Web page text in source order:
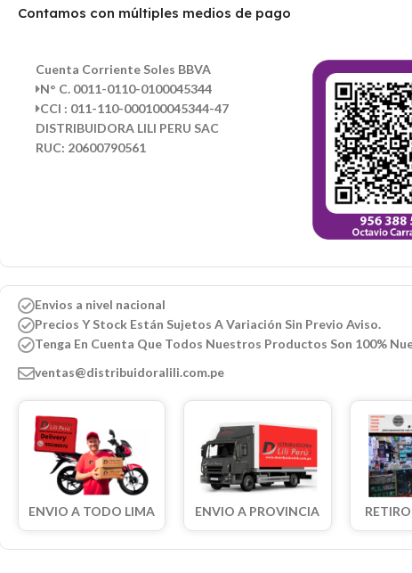
Contamos con múltiples medios de pago
Cuenta Corriente Soles BBVA
N° C. 0011-0110-0100045344
CCI : 011-110-000100045344-47
DISTRIBUIDORA LILI PERU SAC
RUC: 20600790561
Envios a nivel nacional
Precios Y Stock Están Sujetos A Variación Sin Previo Aviso.
Tenga En Cuenta Que Todos Nuestros Productos Son 100%
ventas@distribuidoralili.com.pe
ENVIO A TODO LIMA ENVIO A PROVINCIA